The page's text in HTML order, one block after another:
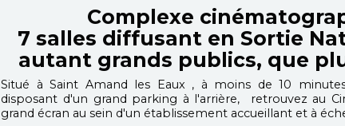
Complexe
7 salles diffusant en Sortie
autant grands publics, que
Situé à Saint Amand les Eaux , à moins de 10
disposant d'un grand parking à l'arrière, retrouvez au
grand écran au sein d'un établissement accueillant et à